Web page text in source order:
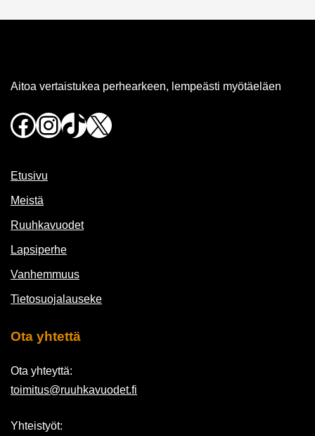
Aitoa vertaistukea perhearkeen, lempeästi myötäeläen
Facebook
Instagram
TikTok
X
Etusivu
Meistä
Ruuhkavuodet
Lapsiperhe
Vanhemmuus
Tietosuojalauseke
Ota yhtettä
Ota yhteyttä:
toimitus@ruuhkavuodet.fi
Yhteistyöt: